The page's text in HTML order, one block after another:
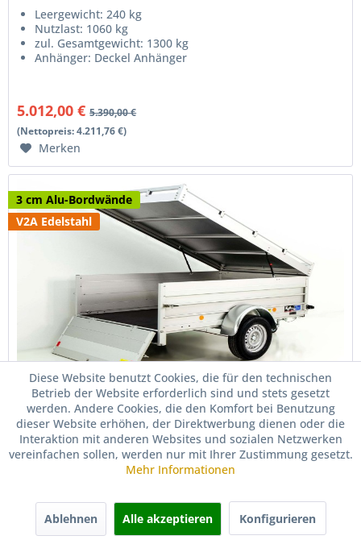
Leergewicht: 240 kg
Nutzlast: 1060 kg
zul. Gesamtgewicht: 1300 kg
Anhänger: Deckel Anhänger
5.012,00 € 5.390,00 €
(Nettopreis: 4.211,76 €)
Merken
3 cm Alu-Bordwände
V2A Edelstahl
Koch Deckelanhänger 150x250cm Höhe:65cm
1300kg | Typ 6.13
10401613
Laderaum Länge: 250 cm
Laderaum Breite: 150 cm
Laderaum Höhe: 65 cm
Leergewicht: 260 kg
Nutzlast: 1040 kg
zul. Gesamtgewicht: 1300 kg
Diese Website benutzt Cookies, die für den technischen
Betrieb der Website erforderlich sind und stets gesetzt
werden. Andere Cookies, die den Komfort bei Benutzung
dieser Website erhöhen, der Direktwerbung dienen oder die
Interaktion mit anderen Websites und sozialen Netzwerken
vereinfachen sollen, werden nur mit Ihrer Zustimmung gesetzt.
Mehr Informationen
Ablehnen Alle akzeptieren Konfigurieren